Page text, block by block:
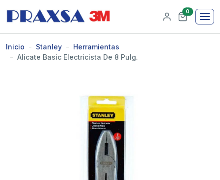
0
Inicio Stanley
Herramientas
Alicate Basic Electricista De 8 Pulg.